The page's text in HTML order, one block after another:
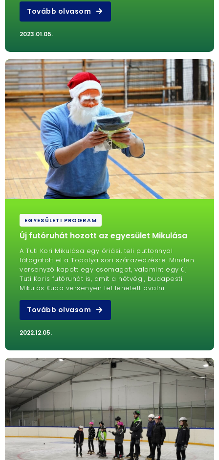
Tovább olvasom
2023.01.05.
EGYESÜLETI PROGRAM
Új futóruhát hozott az egyesület Mikulása
A Tuti Kori Mikulása egy óriási, teli puttonnyal
látogatott el a Topolya sori szárazedzésre. Minden
versenyzó kapott egy csomagot, valamint egy új
Tuti Koris futóruhát is, amit a hétvégi, budapesti
Mikulás Kupa versenyen fel lehetett avatni.
Tovább olvasom
2022.12.05.